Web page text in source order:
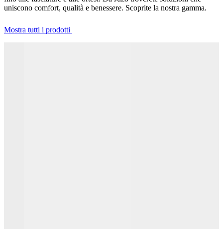
uniscono comfort, qualità e benessere. Scoprite la nostra gamma.
Mostra tutti i prodotti